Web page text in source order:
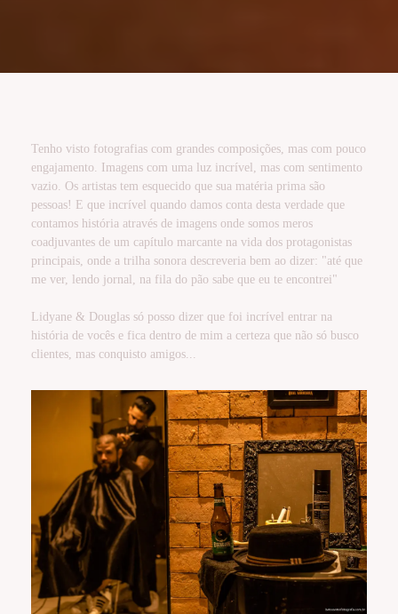
Tenho visto fotografias com grandes composições, mas com pouco
engajamento. Imagens com uma luz incrível, mas com sentimento
vazio. Os artistas tem esquecido que sua matéria prima são
pessoas! E que incrível quando damos conta desta verdade que
contamos história através de imagens onde somos meros
coadjuvantes de um capítulo marcante na vida dos protagonistas
principais, onde a trilha sonora descreveria bem ao dizer: "até que
me ver, lendo jornal, na fila do pão sabe que eu te encontrei"
Lidyane & Douglas só posso dizer que foi incrível entrar na
história de vocês e fica dentro de mim a certeza que não só busco
clientes, mas conquisto amigos...